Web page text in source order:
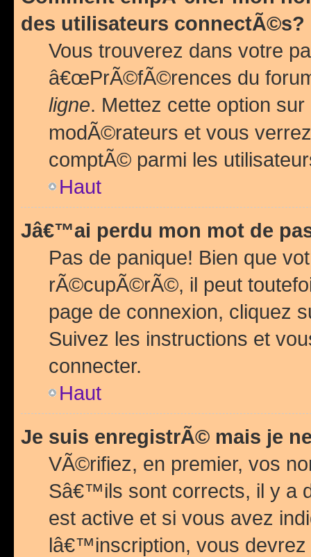
des utilisateurs connectÃ©s?
Vous trouverez dans votre
â€œPrÃ©fÃ©rences du
ligne. Mettez cette option sur
modÃ©rateurs et vous
comptÃ© parmi les
Haut
Jâ€™ai perdu mon mot de
Pas de panique! Bien que
rÃ©cupÃ©rÃ©, il peut
page de connexion, cliquez
Suivez les instructions et
connecter.
Haut
Je suis enregistrÃ© mais je
VÃ©rifiez, en premier, vos
Sâ€™ils sont corrects, il y a
est active et si vous avez
lâ€™inscription, vous